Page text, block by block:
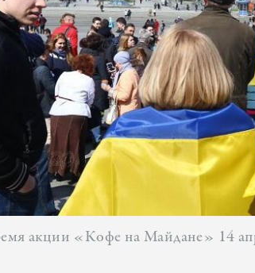
акции «Кофе на Майдане» 14